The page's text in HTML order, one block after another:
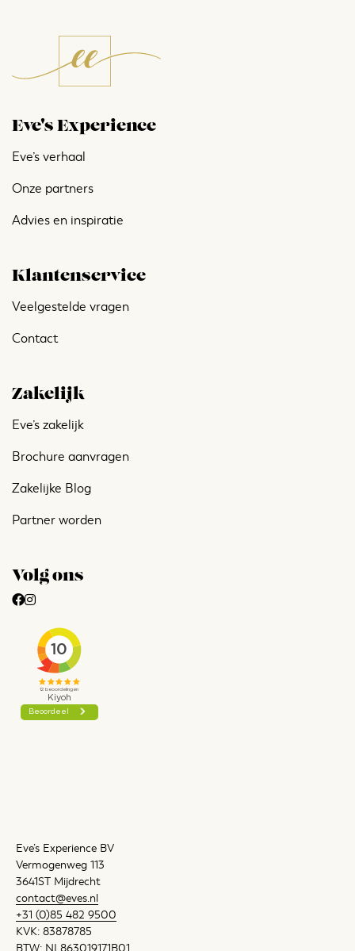
Eve's Experience
Eve’s verhaal
Onze partners
Advies en inspiratie
Klantenservice
Veelgestelde vragen
Contact
Zakelijk
Eve’s zakelijk
Brochure aanvragen
Zakelijke Blog
Partner worden
Volg ons
Eve’s Experience BV
Vermogenweg 113
3641ST Mijdrecht
contact@eves.nl
+31 (0)85 482 9500
KVK: 83878785
BTW: NL863019171B01